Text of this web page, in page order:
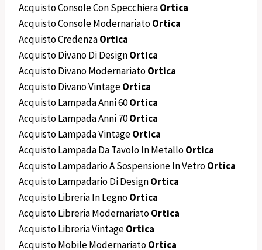
Acquisto Console Con SpecchieraOrtica
Acquisto Console ModernariatoOrtica
Acquisto CredenzaOrtica
Acquisto Divano Di DesignOrtica
Acquisto Divano ModernariatoOrtica
Acquisto Divano VintageOrtica
Acquisto Lampada Anni 60Ortica
Acquisto Lampada Anni 70Ortica
Acquisto Lampada VintageOrtica
Acquisto Lampada Da Tavolo In MetalloOrtica
Acquisto Lampadario A Sospensione In VetroOrtica
Acquisto Lampadario Di DesignOrtica
Acquisto Libreria In LegnoOrtica
Acquisto Libreria ModernariatoOrtica
Acquisto Libreria VintageOrtica
Acquisto Mobile ModernariatoOrtica